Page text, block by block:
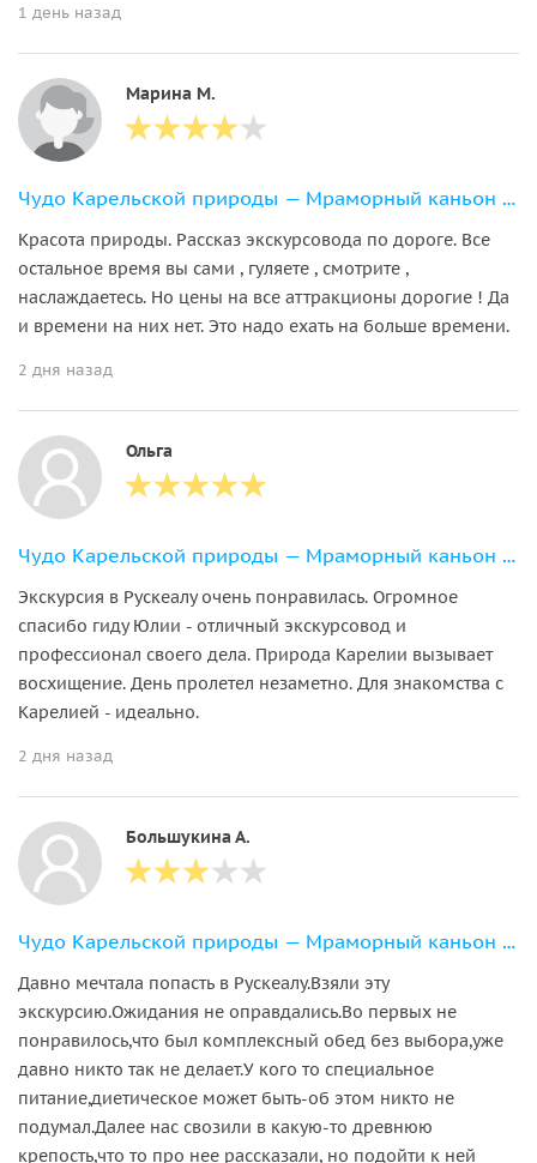
1 день назад
Марина М.
Чудо Карельской природы — Мраморный каньон Рускеала
Красота природы. Рассказ экскурсовода по дороге. Все
остальное время вы сами , гуляете , смотрите ,
наслаждаетесь. Но цены на все аттракционы дорогие ! Да
и времени на них нет. Это надо ехать на больше времени.
2 дня назад
Ольга
Чудо Карельской природы — Мраморный каньон Рускеала
Экскурсия в Рускеалу очень понравилась. Огромное
спасибо гиду Юлии - отличный экскурсовод и
профессионал своего дела. Природа Карелии вызывает
восхищение. День пролетел незаметно. Для знакомства с
Карелией - идеально.
2 дня назад
Большукина А.
Чудо Карельской природы — Мраморный каньон Рускеала
Давно мечтала попасть в Рускеалу.Взяли эту
экскурсию.Ожидания не оправдались.Во первых не
понравилось,что был комплексный обед без выбора,уже
давно никто так не делает.У кого то специальное
питание,диетическое может быть-об этом никто не
подумал.Далее нас свозили в какую-то древнюю
крепость,что то про нее рассказали, но подойти к ней